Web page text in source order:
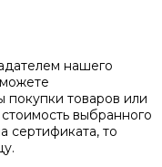
нашего
покупки товаров или
выбранного
сертификата, то